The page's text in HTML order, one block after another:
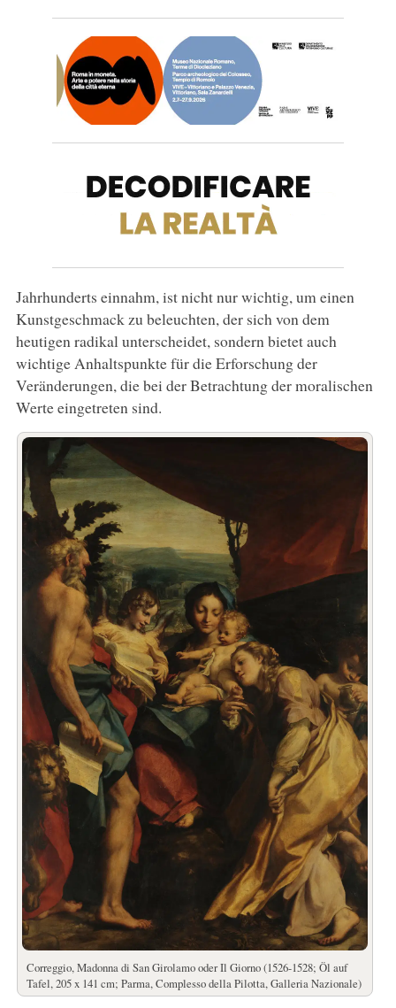
Jahrhunderts einnahm, ist nicht nur wichtig, um einen
Kunstgeschmack zu beleuchten, der sich von dem
heutigen radikal unterscheidet, sondern bietet auch
wichtige Anhaltspunkte für die Erforschung der
Veränderungen, die bei der Betrachtung der moralischen
Werte eingetreten sind.
Correggio, Madonna di San Girolamo oder Il Giorno (1526-1528; Öl auf
Tafel, 205 x 141 cm; Parma, Complesso della Pilotta, Galleria Nazionale)